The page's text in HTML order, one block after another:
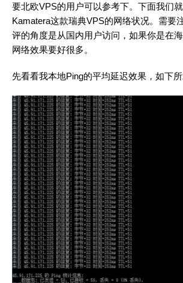
要北欧VPS的用户可以参考下。下面我们
Kamatera这款瑞典VPS的网络状况。需要
评的角度是从国内用户访问，如果你是在
网络效果要好很多。
先看看我本地Ping的平均延迟效果，如下所